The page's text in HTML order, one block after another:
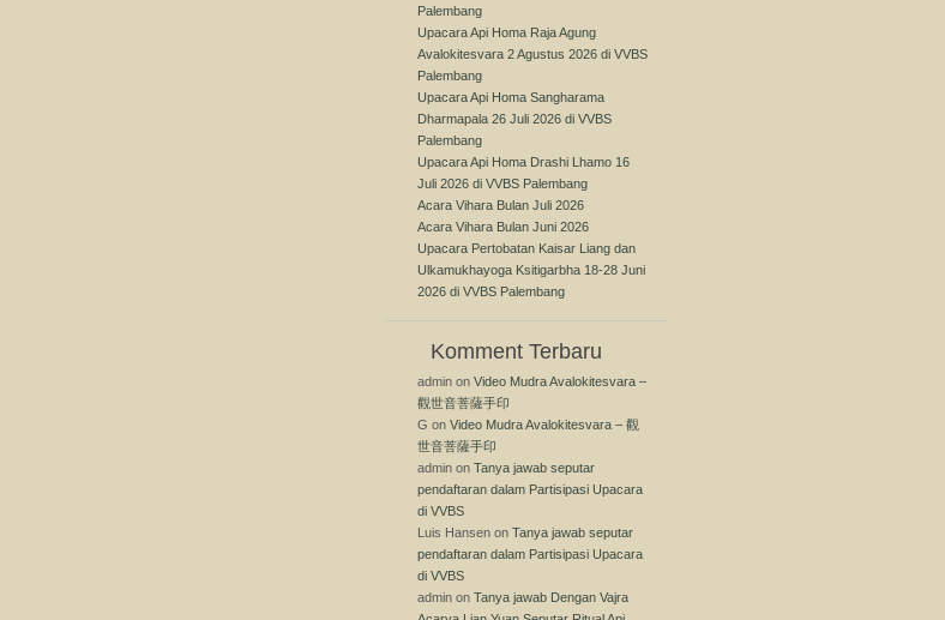
Palembang
Upacara Api Homa Raja Agung
Avalokitesvara 2 Agustus 2026 di VVBS
Palembang
Upacara Api Homa Sangharama
Dharmapala 26 Juli 2026 di VVBS
Palembang
Upacara Api Homa Drashi Lhamo 16
Juli 2026 di VVBS Palembang
Acara Vihara Bulan Juli 2026
Acara Vihara Bulan Juni 2026
Upacara Pertobatan Kaisar Liang dan
Ulkamukhayoga Ksitigarbha 18-28 Juni
2026 di VVBS Palembang
Komment Terbaru
admin on Video Mudra Avalokitesvara –
觀世音菩薩手印
G on Video Mudra Avalokitesvara – 觀
世音菩薩手印
admin on Tanya jawab seputar
pendaftaran dalam Partisipasi Upacara
di VVBS
Luis Hansen on Tanya jawab seputar
pendaftaran dalam Partisipasi Upacara
di VVBS
admin on Tanya jawab Dengan Vajra